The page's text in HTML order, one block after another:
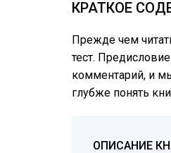
КРАТКОЕ
Прежде чем
тест.
комментарий, и
глубже понять
ОПИСАНИЕ